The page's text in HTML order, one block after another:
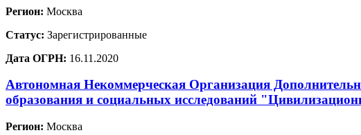
Регион: Москва
Статус: Зарегистрированные
Дата ОГРН: 16.11.2020
Автономная Некоммерческая Организация
образования и социальных исследований
Регион: Москва